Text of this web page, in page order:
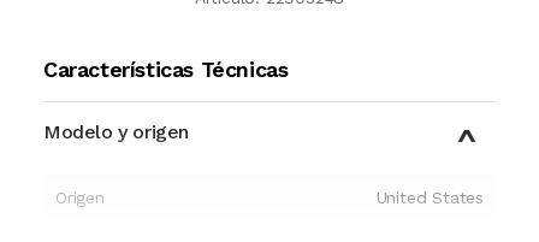
Características Técnicas
Modelo y origen
Origen United States